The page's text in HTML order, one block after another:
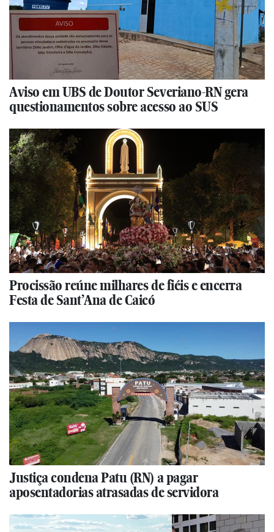
Aviso em UBS de Doutor Severiano-RN gera
questionamentos sobre acesso ao SUS
Procissão reúne milhares de fiéis e encerra
Festa de Sant’Ana de Caicó
Justiça condena Patu (RN) a pagar
aposentadorias atrasadas de servidora